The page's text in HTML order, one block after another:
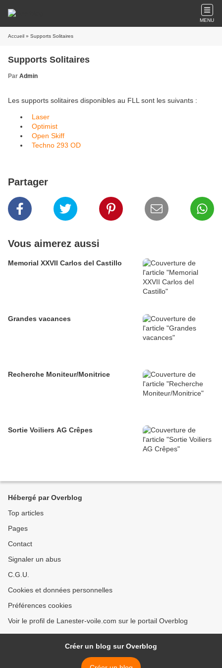
MENU
Accueil » Supports Solitaires
Supports Solitaires
Par Admin
Les supports solitaires disponibles au FLL sont les suivants :
Laser
Optimist
Open Skiff
Techno 293 OD
Partager
Vous aimerez aussi
Memorial XXVII Carlos del Castillo
Grandes vacances
Recherche Moniteur/Monitrice
Sortie Voiliers AG Crêpes
Hébergé par Overblog
Top articles
Pages
Contact
Signaler un abus
C.G.U.
Cookies et données personnelles
Préférences cookies
Voir le profil de Lanester-voile.com sur le portail Overblog
Créer un blog sur Overblog